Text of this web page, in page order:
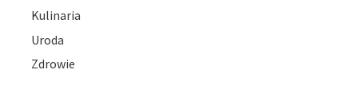
Kulinaria
Uroda
Zdrowie